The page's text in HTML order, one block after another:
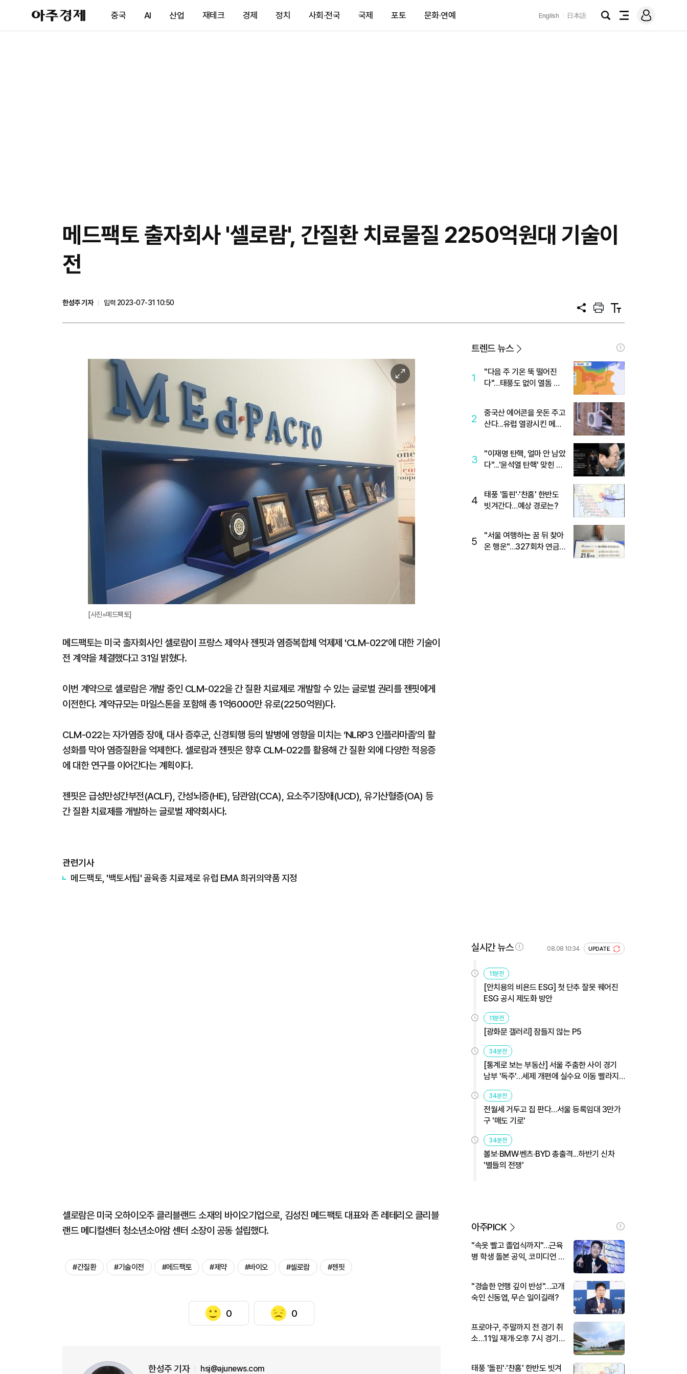
아
주
제
중국 AI 산업 재테크 경제 정치 사회·전국 국제 포토 문화·연예 English 日本語
검
전
메
그
​메드팩토 출자회사 '셀로람', 간질환 치료물질 2250억원대 기술이
전
한성주 기자
입력 2023-07-31 10:50
공
프
트
텍
트
이
미
[사진=메드팩토]
메드팩토는 미국 출자회사인 셀로람이 프랑스 제약사 젠핏과 염증복합체 억제제 'CLM-022'에 대한 기술이
전 계약을 체결했다고 31일 밝혔다.
이번 계약으로 셀로람은 개발 중인 CLM-022을 간 질환 치료제로 개발할 수 있는 글로벌 권리를 젠핏에게
이전한다. 계약규모는 마일스톤을 포함해 총 1억6000만 유로(2250억원)다.
CLM-022는 자가염증 장애, 대사 증후군, 신경퇴행 등의 발병에 영향을 미치는 ‘NLRP3 인플라마좀’의 활
성화를 막아 염증질환을 억제한다. 셀로람과 젠핏은 향후 CLM-022를 활용해 간 질환 외에 다양한 적응증
에 대한 연구를 이어간다는 계획이다.
젠핏은 급성만성간부전(ACLF), 간성뇌증(HE), 담관암(CCA), 요소주기장애(UCD), 유기산혈증(OA) 등
간 질환 치료제를 개발하는 글로벌 제약회사다.
관련기사
​메드팩토, '백토서팁' 골육종 치료제로 유럽 EMA 희귀의약품 지정
셀로람은 미국 오하이오주 클리블랜드 소재의 바이오기업으로, 김성진 메드팩토 대표와 존 레테리오 클리블
랜드 메디컬센터 청소년소아암 센터 소장이 공동 설립했다.
#간질환 #기술이전 #메드팩토 #제약 #바이오 #셀로람 #젠핏
0 0
한성주 기자 hsj@ajunews.com
트렌드 뉴스
1
"다음 주 기온 뚝 떨어진
다"…태풍도 없이 열돔 박
2
중국산 에어콘을 웃돈 주고
산다...유럽 열광시킨 메이
3
"이재명 탄핵, 얼마 안 남았
다"...'윤석열 탄핵' 맞힌 무
4
태풍 '돌핀'·'찬홈' 한반도
빗겨간다…예상 경로는?
5
"서울 여행하는 꿈 뒤 찾아
온 행운"…327회차 연금
실시간 뉴스 08.08 10:34 UPDATE
11분전
[안치용의 비욘드 ESG] 첫 단추 잘못 꿰어진
ESG 공시 제도화 방안
11분전
[광화문 갤러리] 잠들지 않는 P5
34분전
[통계로 보는 부동산] 서울 주춤한 사이 경기
남부 '독주'…세제 개편에 실수요 이동 빨라지
나
34분전
전월세 거두고 집 판다…서울 등록임대 3만가
구 '매도 기로'
34분전
볼보·BMW·벤츠·BYD 총출격...하반기 신차
'별들의 전쟁'
아주PICK
"속옷 빨고 졸업식까지"…근육
병 학생 돌본 공익, 코미디언 김
"경솔한 언행 깊이 반성"…고개
숙인 신동엽, 무슨 일이길래?
프로야구, 주말까지 전 경기 취
소…11일 재개·오후 7시 경기
태풍 '돌핀'·'찬홈' 한반도 빗겨